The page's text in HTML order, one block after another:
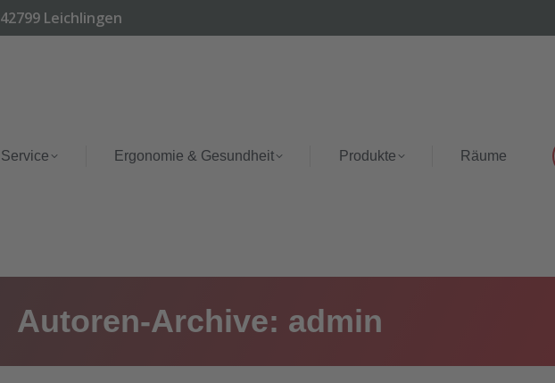
Leichlingen
Ergonomie & Gesundheit Produkte Räume
Autoren-Archive: admin